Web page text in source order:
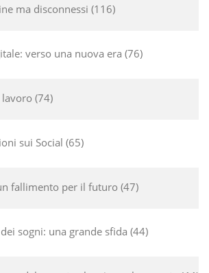
ma disconnessi 116
verso una nuova era 76
lavoro 74
sui Social 65
fallimento per il futuro 47
sogni: una grande sfida 44